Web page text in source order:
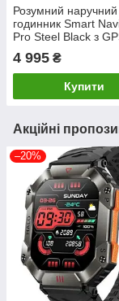
Розумний наручний
годинник Smart
Pro Steel Black з
4 995 ₴
Купити
Акційні
–20%